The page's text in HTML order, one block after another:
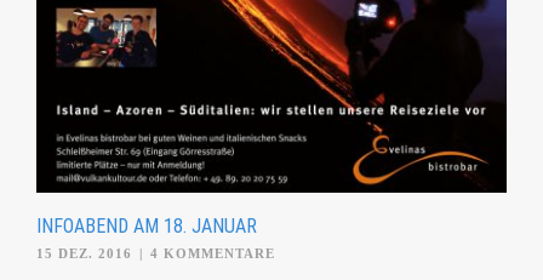
INFOABEND AM 18. JANUAR
15 DEZ. 2016 4 KOMMENTARE